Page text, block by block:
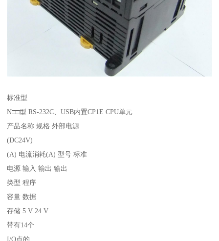
标准型
N□□型 RS-232C、USB内置CP1E CPU单元
产品名称 规格 外部电源
(DC24V)
(A) 电流消耗(A) 型号 标准
电源 输入 输出 输出
类型 程序
容量 数据
存储 5 V 24 V
带有14个
I/O点的